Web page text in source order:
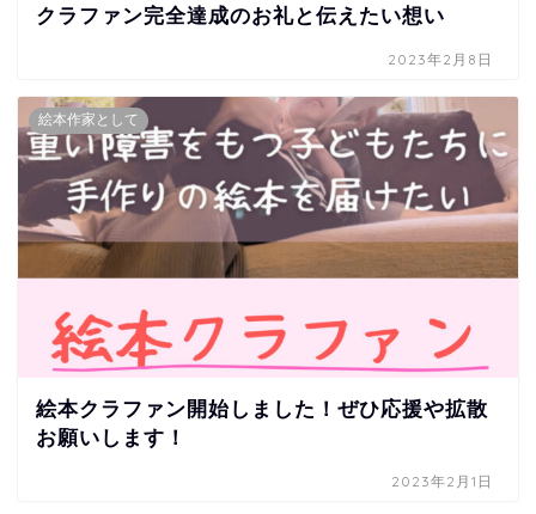
クラファン完全達成のお礼と伝えたい想い
2023年2月8日
絵本作家として
絵本クラファン開始しました！ぜひ応援や拡散
お願いします！
2023年2月1日